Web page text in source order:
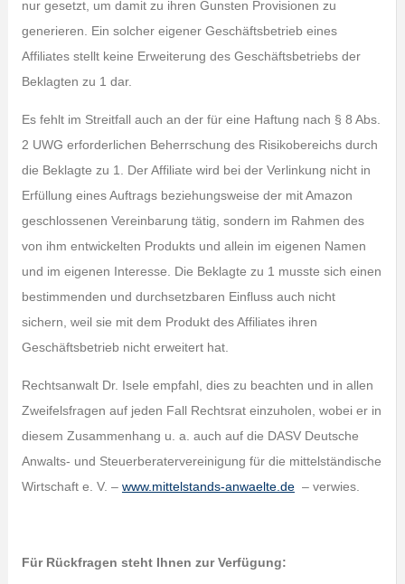
nur gesetzt, um damit zu ihren Gunsten Provisionen zu
generieren. Ein solcher eigener Geschäftsbetrieb eines
Affiliates stellt keine Erweiterung des Geschäftsbetriebs der
Beklagten zu 1 dar.
Es fehlt im Streitfall auch an der für eine Haftung nach § 8 Abs.
2 UWG erforderlichen Beherrschung des Risikobereichs durch
die Beklagte zu 1. Der Affiliate wird bei der Verlinkung nicht in
Erfüllung eines Auftrags beziehungsweise der mit Amazon
geschlossenen Vereinbarung tätig, sondern im Rahmen des
von ihm entwickelten Produkts und allein im eigenen Namen
und im eigenen Interesse. Die Beklagte zu 1 musste sich einen
bestimmenden und durchsetzbaren Einfluss auch nicht
sichern, weil sie mit dem Produkt des Affiliates ihren
Geschäftsbetrieb nicht erweitert hat.
Rechtsanwalt Dr. Isele empfahl, dies zu beachten und in allen
Zweifelsfragen auf jeden Fall Rechtsrat einzuholen, wobei er in
diesem Zusammenhang u. a. auch auf die DASV Deutsche
Anwalts- und Steuerberatervereinigung für die mittelständische
Wirtschaft e. V. – www.mittelstands-anwaelte.de– verwies.
Für Rückfragen steht Ihnen zur Verfügung: